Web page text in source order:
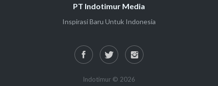
PT Indotimur Media
Inspirasi Baru Untuk Indonesia
Indotimur © 2026